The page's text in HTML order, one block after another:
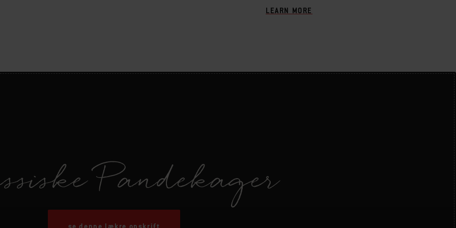
LEARN MORE
Pandekager